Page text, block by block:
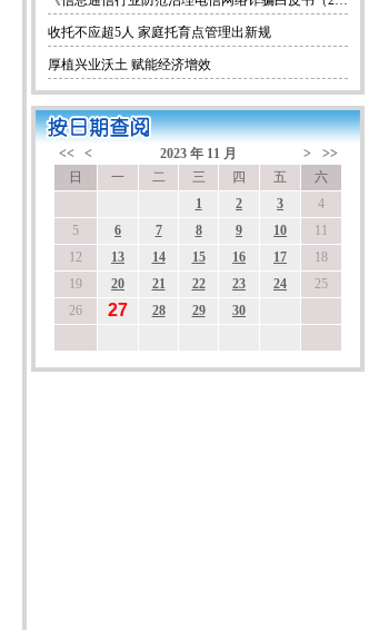
收托不应超5人 家庭托育点管理出新规
厚植兴业沃土 赋能经济增效